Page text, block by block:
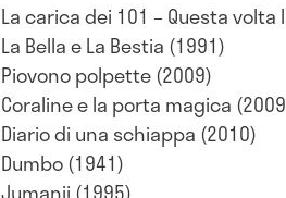
La carica dei 101 – Questa
La Bella e La Bestia (1991)
Piovono polpette (2009)
Coraline e la porta magica
Diario di una schiappa (2010)
Dumbo (1941)